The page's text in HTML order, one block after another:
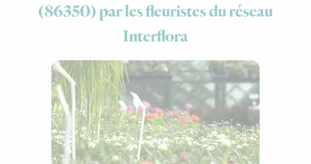
(86350) par les fleuristes du réseau
Interflora